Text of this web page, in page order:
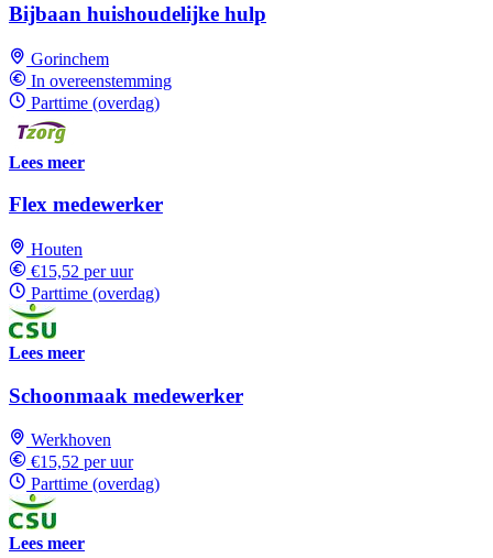
Bijbaan huishoudelijke hulp
Gorinchem
In overeenstemming
Parttime (overdag)
Lees meer
Flex medewerker
Houten
€15,52 per uur
Parttime (overdag)
Lees meer
Schoonmaak medewerker
Werkhoven
€15,52 per uur
Parttime (overdag)
Lees meer